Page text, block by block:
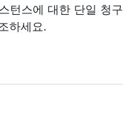
턴스에 대한 단일 청구
하세요.